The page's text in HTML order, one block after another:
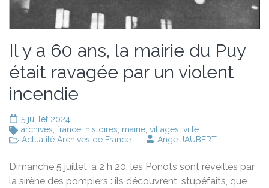
Il y a 60 ans, la mairie du Puy
était ravagée par un violent
incendie
5 juillet 2024
archives france histoires mairie villages ville
Actualité Archives de France
Ange JAUBERT
Dimanche 5 juillet, à 2 h 20, les Ponots sont réveillés par
la sirène des pompiers : ils découvrent, stupéfaits, que